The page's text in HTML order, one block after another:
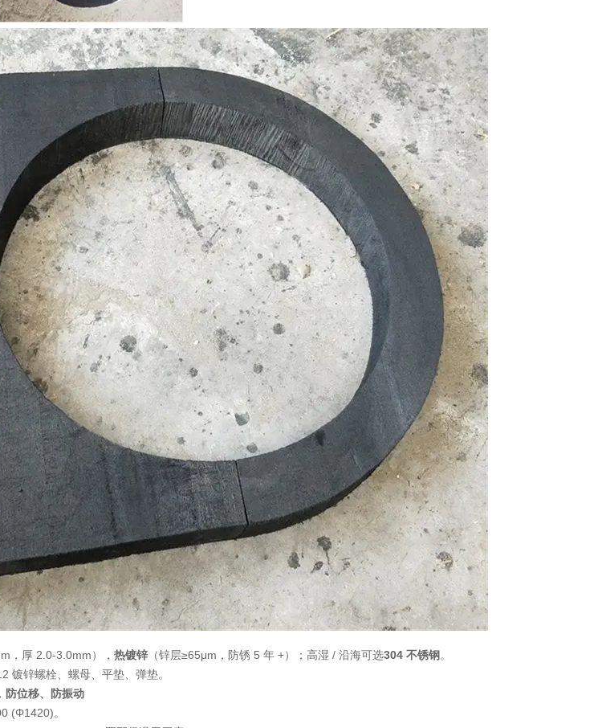
，厚 2.0-3.0mm）， 热镀锌 （锌层≥65μm，防锈 5 年 +）；高湿 / 沿海可选304 不锈钢。
镀锌螺栓、螺母、平垫、弹垫。
防位移、防振动
(Φ1420)。